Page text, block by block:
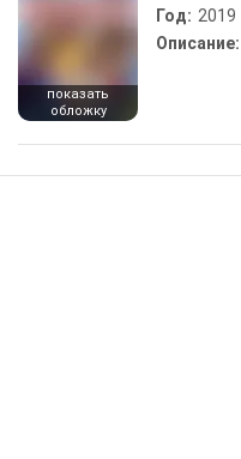
показать
обложку
Год: 2019
Описание: